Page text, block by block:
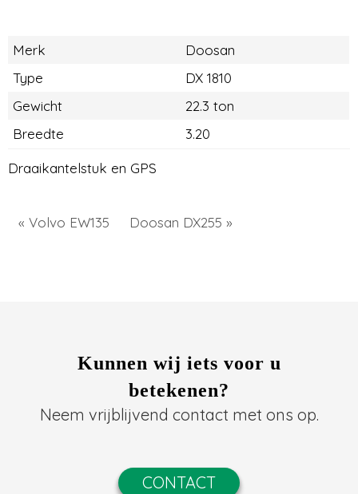
Merk
Doosan
Type
DX 1810
Gewicht
22.3 ton
Breedte
3.20
Draaikantelstuk en GPS
« Volvo EW135 Doosan DX255 »
Kunnen wij iets voor u
betekenen?
Neem vrijblijvend contact met ons op.
CONTACT